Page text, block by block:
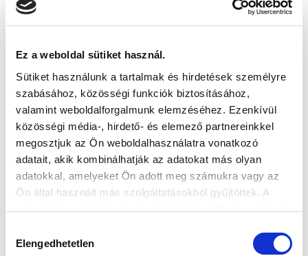
Ez a weboldal sütiket használ.
Sütiket használunk a tartalmak és hirdetések személyre
szabásához, közösségi funkciók biztosításához,
valamint weboldalforgalmunk elemzéséhez. Ezenkívül
közösségi média-, hirdető- és elemező partnereinkkel
megosztjuk az Ön weboldalhasználatra vonatkozó
adatait, akik kombinálhatják az adatokat más olyan
adatokkal, amelyeket Ön adott meg számukra vagy az
Ön által használt más szolgáltatásokból gyűjtöttek. A
weboldalon való böngészés folytatásával Ön hozzájárul a
kiválasztása
Elengedhetetlen
AZ ÚJ SZEZONBAN ELŐSZÖR KERÜLTEK
ÁTADÁSRA A HÓNAP JÁTÉKOSAI DÍJAK
2025-09-04 12:00:00
A díjban részesült labdarúgóink facsemetéket kapnak a
klubtól ajándékba.